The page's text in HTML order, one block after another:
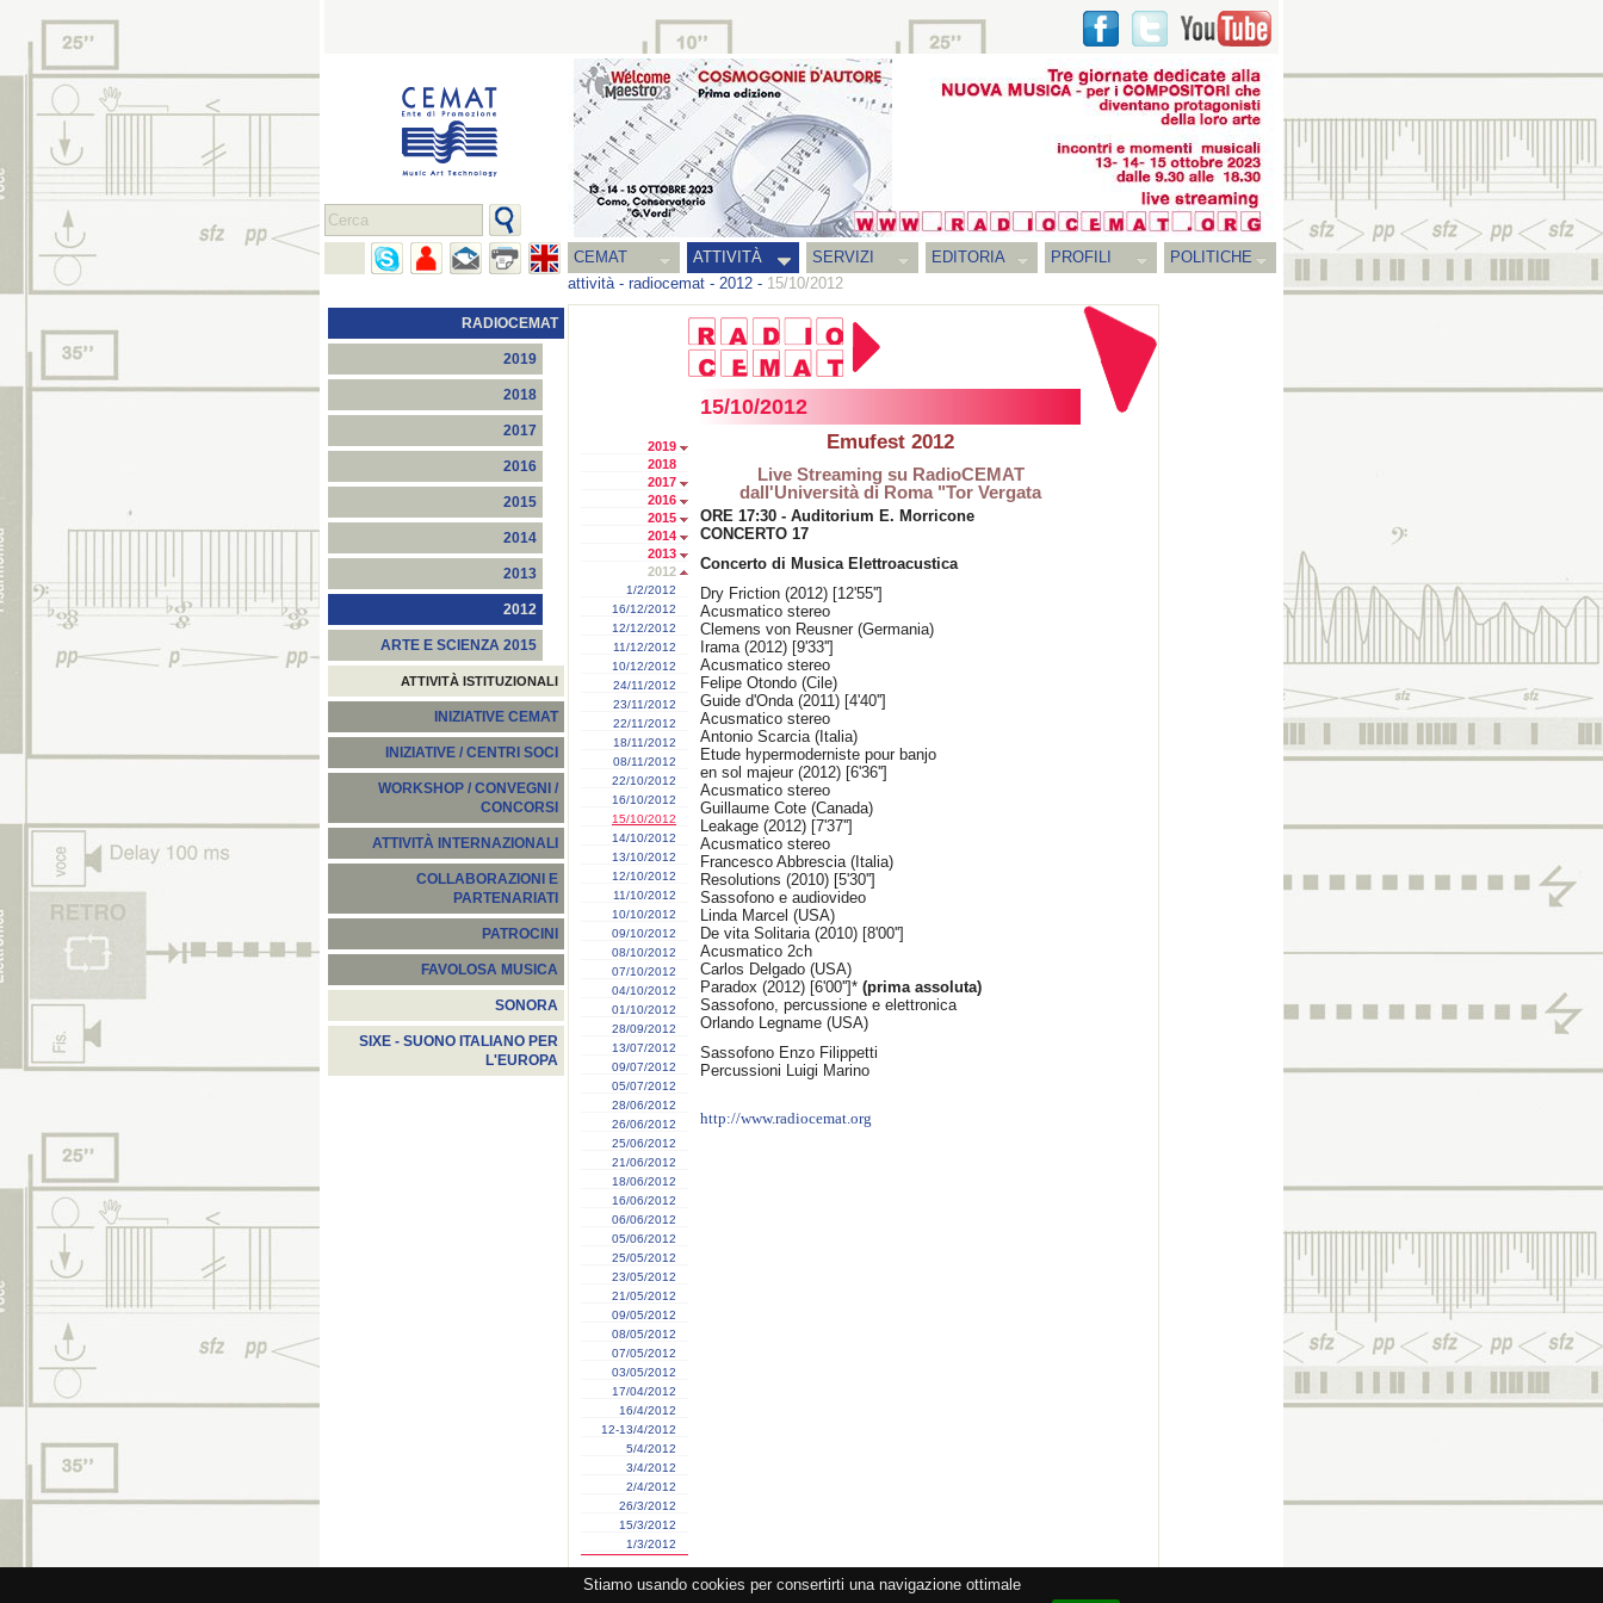
Stiamo usando cookies per consertirti una navigazione ottimale
CEMAT ATTIVITÀ SERVIZI EDITORIA PROFILI
POLITICHE
attività- radiocemat - 2012 - 15/10/2012
RADIOCEMAT
2019
2018
2017
2016
2015
2014
2013
2012
ARTE E SCIENZA 2015
ATTIVITÀ ISTITUZIONALI
INIZIATIVE CEMAT
INIZIATIVE / CENTRI SOCI
WORKSHOP / CONVEGNI /
CONCORSI
ATTIVITÀ INTERNAZIONALI
COLLABORAZIONI E
PARTENARIATI
PATROCINI
FAVOLOSA MUSICA
SONORA
SIXE - SUONO ITALIANO PER
L'EUROPA
2019
2018
2017
2016
2015
2014
2013
2012
1/2/2012
16/12/2012
12/12/2012
11/12/2012
10/12/2012
24/11/2012
23/11/2012
22/11/2012
18/11/2012
08/11/2012
22/10/2012
16/10/2012
15/10/2012
14/10/2012
13/10/2012
12/10/2012
11/10/2012
10/10/2012
09/10/2012
08/10/2012
07/10/2012
04/10/2012
01/10/2012
28/09/2012
13/07/2012
09/07/2012
05/07/2012
28/06/2012
26/06/2012
25/06/2012
21/06/2012
18/06/2012
16/06/2012
06/06/2012
05/06/2012
25/05/2012
23/05/2012
21/05/2012
09/05/2012
08/05/2012
07/05/2012
03/05/2012
17/04/2012
16/4/2012
12-13/4/2012
5/4/2012
3/4/2012
2/4/2012
26/3/2012
15/3/2012
1/3/2012
15/10/2012
Emufest 2012
Live Streaming su RadioCEMAT
dall'Università di Roma "Tor Vergata
ORE 17:30 - Auditorium E. Morricone
CONCERTO 17
Concerto di Musica Elettroacustica
Dry Friction (2012) [12'55'']
Acusmatico stereo
Clemens von Reusner (Germania)
Irama (2012) [9'33'']
Acusmatico stereo
Felipe Otondo (Cile)
Guide d'Onda (2011) [4'40'']
Acusmatico stereo
Antonio Scarcia (Italia)
Etude hypermoderniste pour banjo
en sol majeur (2012) [6'36'']
Acusmatico stereo
Guillaume Cote (Canada)
Leakage (2012) [7'37'']
Acusmatico stereo
Francesco Abbrescia (Italia)
Resolutions (2010) [5'30'']
Sassofono e audiovideo
Linda Marcel (USA)
De vita Solitaria (2010) [8'00'']
Acusmatico 2ch
Carlos Delgado (USA)
Paradox (2012) [6'00'']* (prima assoluta)
Sassofono, percussione e elettronica
Orlando Legname (USA)
Sassofono Enzo Filippetti
Percussioni Luigi Marino
http://www.radiocemat.org
- PI 05362381005 - Lic. SIAE 2552/1/2523 - Visitatore # 93.861.474